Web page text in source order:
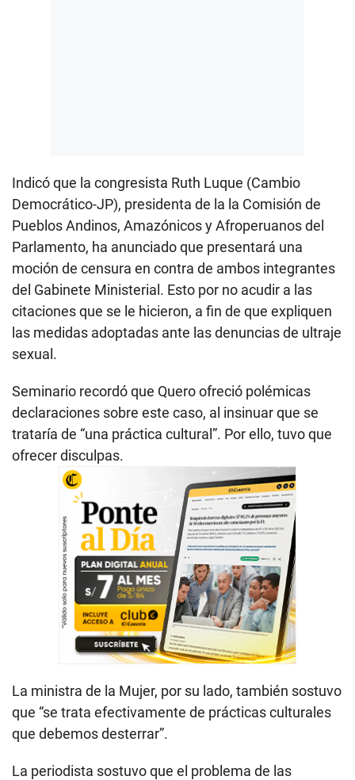
Indicó que la congresista Ruth Luque (Cambio
Democrático-JP), presidenta de la la Comisión de
Pueblos Andinos, Amazónicos y Afroperuanos del
Parlamento, ha anunciado que presentará una
moción de censura en contra de ambos integrantes
del Gabinete Ministerial. Esto por no acudir a las
citaciones que se le hicieron, a fin de que expliquen
las medidas adoptadas ante las denuncias de ultraje
sexual.
Seminario recordó que Quero ofreció polémicas
declaraciones sobre este caso, al insinuar que se
trataría de “una práctica cultural”. Por ello, tuvo que
ofrecer disculpas.
La ministra de la Mujer, por su lado, también sostuvo
que “se trata efectivamente de prácticas culturales
que debemos desterrar”.
La periodista sostuvo que el problema de las